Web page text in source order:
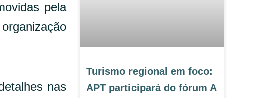
pela
nas
Turismo regional em foco:
APT participará do fórum A